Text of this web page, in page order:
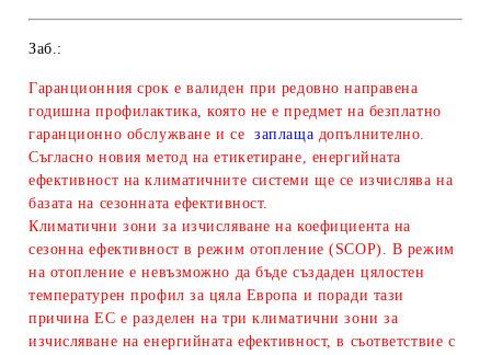
Заб.:
Гаранционния срок е валиден при редовно направена
годишна профилактика, която не е предмет на безплатно
гаранционно обслужване и се заплаща допълнително.
Съгласно новия метод на етикетиране, енергийната
ефективност на климатичните системи ще се изчислява на
базата на сезонната ефективност.
Климатични зони за изчисляванена коефициента на
сезонна ефективност в режим отопление (SCOP). В режим
на отопление е невъзможно да бъде създаден цялостен
температурен профил за цяла Европа и поради тази
причина ЕС е разделен на три климатични зони за
изчисляване на енергийната ефективност, в съответствие с